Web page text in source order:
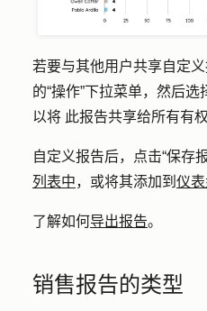
若要与其他用户共享自定
的“操作” 下拉菜单，然后选
以将 此报告共享给所有有
自定义报告后，点击“保存
列表中，或将其添加到 仪
了解如何 导出报告。
销售报告的类型